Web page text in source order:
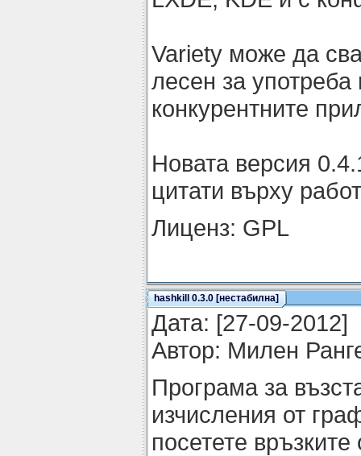
Variety може да
лесен за
конкурентните
Новата версия
цитати върху
Лиценз: GPL
hashkill 0.3.0 [нестабилна]
Датa: [27-09-2012]
Автор: Милен
Програма за
изчисления от
посетете връзките